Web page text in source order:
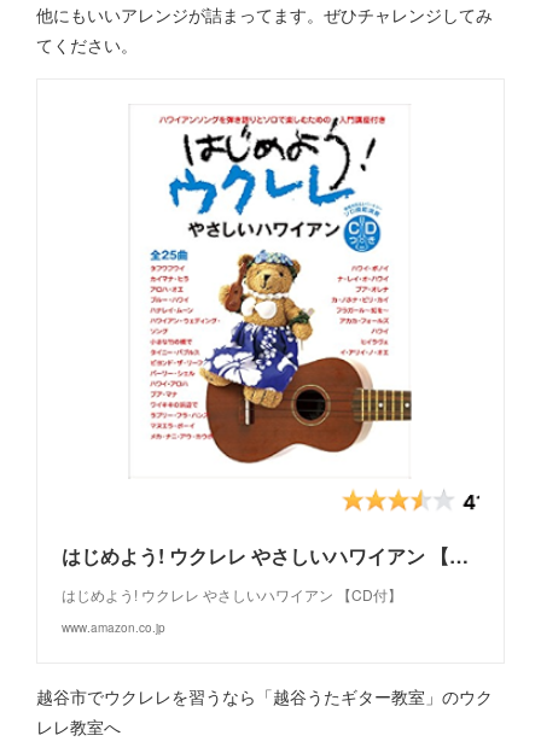
他にもいいアレンジが詰まってます。ぜひチャレンジしてみ
てください。
はじめよう! ウクレレ やさしいハワイアン 【CD付】
はじめよう! ウクレレ やさしいハワイアン 【CD付】
www.amazon.co.jp
越谷市でウクレレを習うなら「越谷うたギター教室」のウク
レレ教室へ